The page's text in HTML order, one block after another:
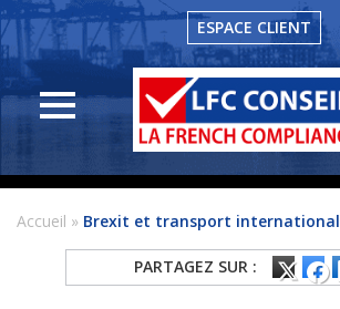
LFC
Conseil
Conseil
douane
ESPACE CLIENT
Accueil » Brexit et transport international
PARTAGEZ SUR :